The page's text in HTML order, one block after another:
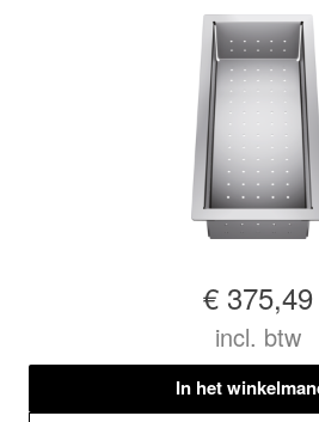
€ 375,49
incl. btw
In het